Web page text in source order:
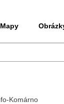
Mapy
Komárno